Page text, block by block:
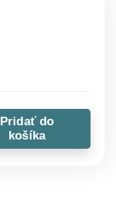
Pridať do
košíka